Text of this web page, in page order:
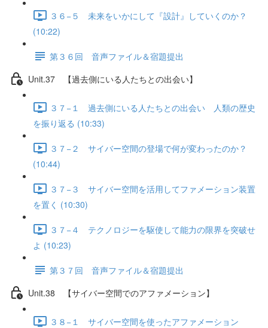
３６−５ 未来をいかにして『設計』していくのか？
(10:22)
第３６回 音声ファイル＆宿題提出
Unit.37 【過去側にいる人たちとの出会い】
３７−１ 過去側にいる人たちとの出会い 人類の歴史
を振り返る (10:33)
３７−２ サイバー空間の登場で何が変わったのか？
(10:44)
３７−３ サイバー空間を活用してファメーション装置
を置く (10:30)
３７−４ テクノロジーを駆使して能力の限界を突破せ
よ (10:23)
第３７回 音声ファイル＆宿題提出
Unit.38 【サイバー空間でのアファメーション】
３８−１ サイバー空間を使ったアファメーション